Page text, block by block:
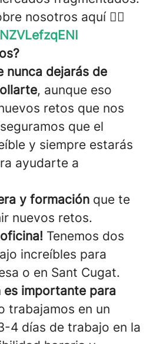
nosotros aquí 👉🏼
nunca dejarás de
, aunque eso
retos que nos
que el
y siempre estarás
ayudarte a
y formación que te
nuevos retos.
Tenemos dos
increíbles para
o en Sant Cugat.
importante para
trabajamos en un
4 días de trabajo en la